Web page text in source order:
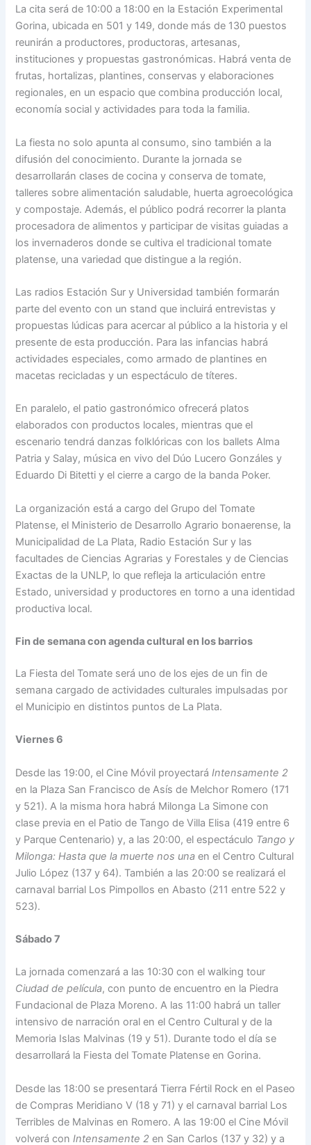
La cita será de 10:00 a 18:00 en la Estación Experimental
Gorina, ubicada en 501 y 149, donde más de 130 puestos
reunirán a productores, productoras, artesanas,
instituciones y propuestas gastronómicas. Habrá venta de
frutas, hortalizas, plantines, conservas y elaboraciones
regionales, en un espacio que combina producción local,
economía social y actividades para toda la familia.
La fiesta no solo apunta al consumo, sino también a la
difusión del conocimiento. Durante la jornada se
desarrollarán clases de cocina y conserva de tomate,
talleres sobre alimentación saludable, huerta agroecológica
y compostaje. Además, el público podrá recorrer la planta
procesadora de alimentos y participar de visitas guiadas a
los invernaderos donde se cultiva el tradicional tomate
platense, una variedad que distingue a la región.
Las radios Estación Sur y Universidad también formarán
parte del evento con un stand que incluirá entrevistas y
propuestas lúdicas para acercar al público a la historia y el
presente de esta producción. Para las infancias habrá
actividades especiales, como armado de plantines en
macetas recicladas y un espectáculo de títeres.
En paralelo, el patio gastronómico ofrecerá platos
elaborados con productos locales, mientras que el
escenario tendrá danzas folklóricas con los ballets Alma
Patria y Salay, música en vivo del Dúo Lucero Gonzáles y
Eduardo Di Bitetti y el cierre a cargo de la banda Poker.
La organización está a cargo del Grupo del Tomate
Platense, el Ministerio de Desarrollo Agrario bonaerense, la
Municipalidad de La Plata, Radio Estación Sur y las
facultades de Ciencias Agrarias y Forestales y de Ciencias
Exactas de la UNLP, lo que refleja la articulación entre
Estado, universidad y productores en torno a una identidad
productiva local.
Fin de semana con agenda cultural en los barrios
La Fiesta del Tomate será uno de los ejes de un fin de
semana cargado de actividades culturales impulsadas por
el Municipio en distintos puntos de La Plata.
Viernes 6
Desde las 19:00, el Cine Móvil proyectará Intensamente 2
en la Plaza San Francisco de Asís de Melchor Romero (171
y 521). A la misma hora habrá Milonga La Simone con
clase previa en el Patio de Tango de Villa Elisa (419 entre 6
y Parque Centenario) y, a las 20:00, el espectáculo Tango y
Milonga: Hasta que la muerte nos una en el Centro Cultural
Julio López (137 y 64). También a las 20:00 se realizará el
carnaval barrial Los Pimpollos en Abasto (211 entre 522 y
523).
Sábado 7
La jornada comenzará a las 10:30 con el walking tour
Ciudad de película, con punto de encuentro en la Piedra
Fundacional de Plaza Moreno. A las 11:00 habrá un taller
intensivo de narración oral en el Centro Cultural y de la
Memoria Islas Malvinas (19 y 51). Durante todo el día se
desarrollará la Fiesta del Tomate Platense en Gorina.
Desde las 18:00 se presentará Tierra Fértil Rock en el Paseo
de Compras Meridiano V (18 y 71) y el carnaval barrial Los
Terribles de Malvinas en Romero. A las 19:00 el Cine Móvil
volverá con Intensamente 2 en San Carlos (137 y 32) y a